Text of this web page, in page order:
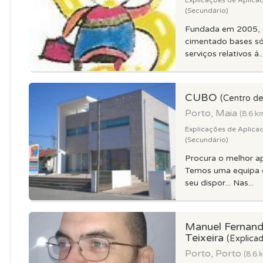
(Secundário)
Fundada em 2005,
cimentado bases
serviços relativos
CUBO (Centro
Porto, Maia (8.6
Explicações de
(Secundário)
Procura o melhor
Temos uma
seu dispor... Nas...
Manuel
Teixeira
Porto, Porto (8.6